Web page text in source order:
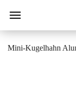
Mini-Kugelhahn